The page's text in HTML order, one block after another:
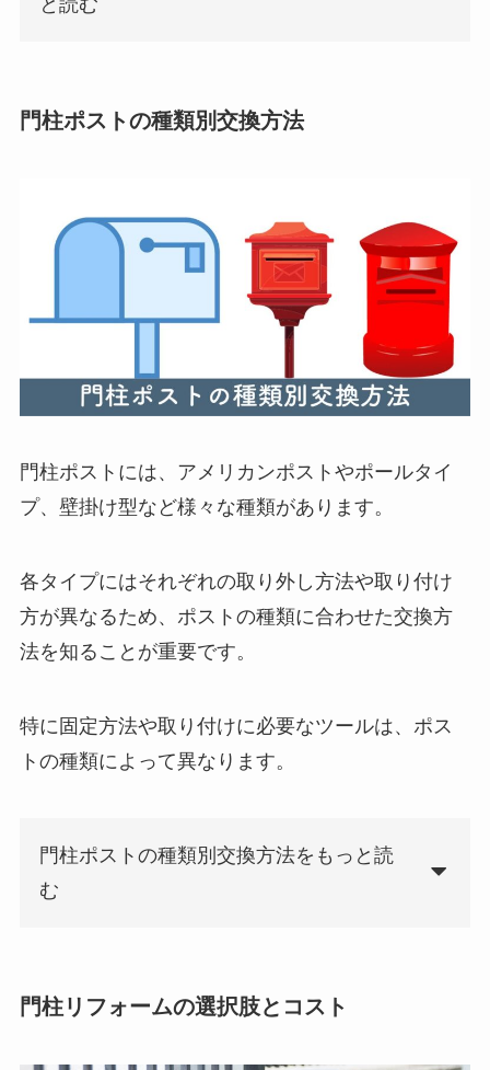
門柱ポストの種類別交換方法
門柱ポストには、アメリカンポストやポールタイ
プ、壁掛け型など様々な種類があります。
各タイプにはそれぞれの取り外し方法や取り付け
方が異なるため、ポストの種類に合わせた交換方
法を知ることが重要です。
特に固定方法や取り付けに必要なツールは、ポス
トの種類によって異なります。
門柱ポストの種類別交換方法をもっと読
む
門柱リフォームの選択肢とコスト